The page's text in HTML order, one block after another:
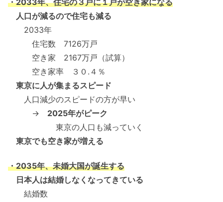
・2033年、住宅の３戸に１戸が空き家になる
人口が減るので住宅も減る
2033年
住宅数 7126万戸
空き家 2167万戸（試算）
空き家率 ３０.４％
東京に人が集まるスピード
人口減少のスピードの方が早い
→ 2025年がピーク
東京の人口も減っていく
東京でも空き家が増える
・2035年、未婚大国が誕生する
日本人は結婚しなくなってきている
結婚数